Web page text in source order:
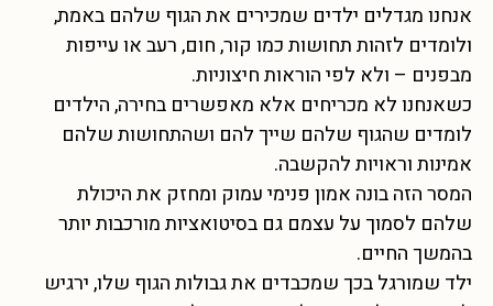
אנחנו מגדלים ילדים שמכירים את הגוף שלהם באמת,
ולומדים לזהות תחושות כמו קור, חום, רעב או עייפות
מבפנים – ולא לפי הוראות חיצוניות.
כשאנחנו לא מכריחים אלא מאפשרים בחירה, הילדים
לומדים שהגוף שלהם שייך להם ושהתחושות שלהם
אמינות וראויות להקשבה.
המסר הזה בונה אמון פנימי עמוק ומחזק את היכולת
שלהם לסמוך על עצמם גם בסיטואציות מורכבות יותר
בהמשך החיים.
ילד שמורגל בכך שמכבדים את גבולות הגוף שלו, ירגיש